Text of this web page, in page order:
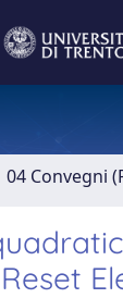
04 Convegni